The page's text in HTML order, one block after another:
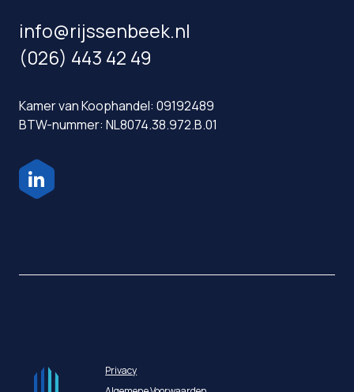
info@rijssenbeek.nl
(026) 443 42 49
Kamer van Koophandel: 09192489
BTW-nummer: NL8074.38.972.B.01
Privacy